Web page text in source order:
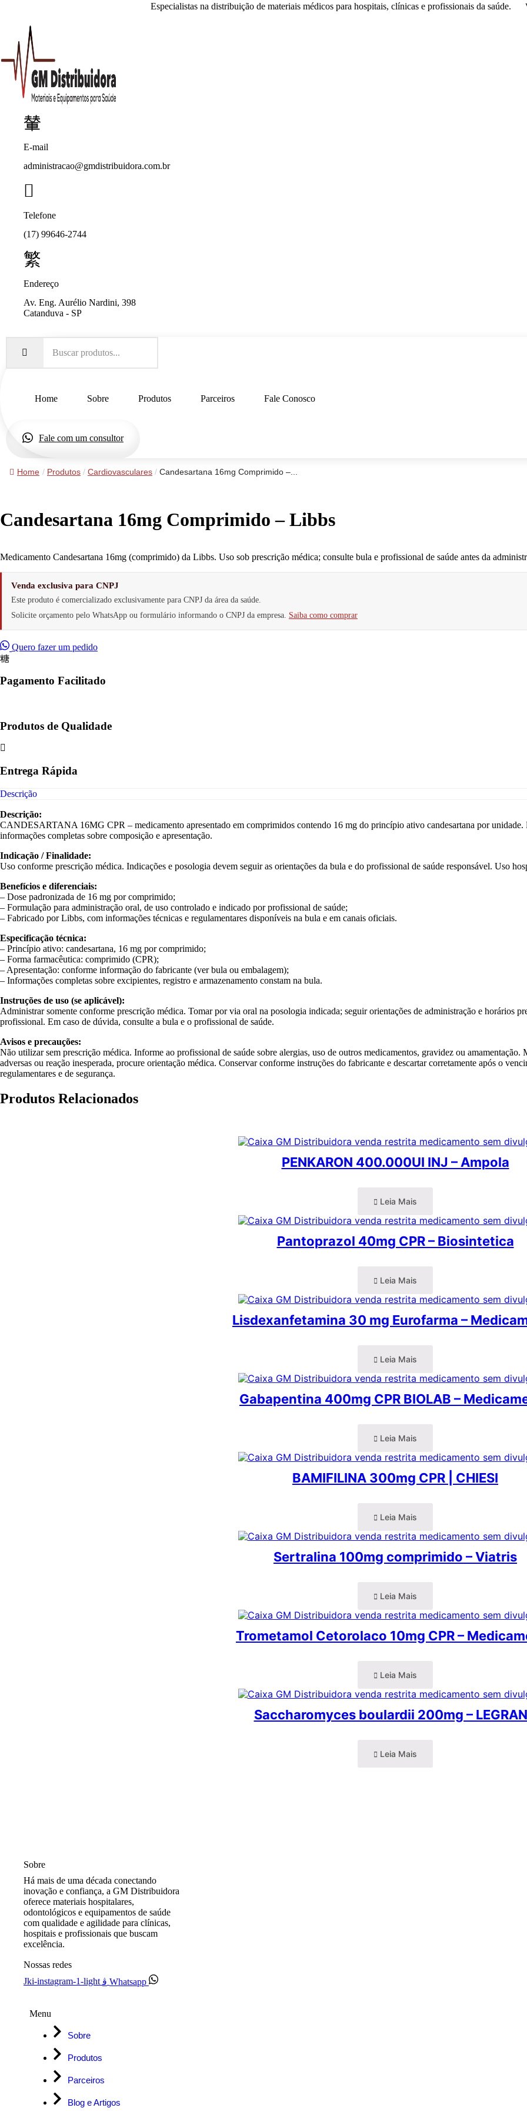
Especialistas na distribuição de materiais médicospara hospitais, clínicas e profissionais da saúde.
E-mail
administracao@gmdistribuidora.com.br
Telefone
(17) 99646-2744
Endereço
Av. Eng. Aurélio Nardini, 398
Catanduva - SP
Home Sobre Produtos Parceiros Fale Conosco
Fale com um consultor
Home / Produtos / Cardiovasculares / Candesartana 16mg Comprimido –...
Candesartana 16mg Comprimido – Libbs
Medicamento Candesartana 16mg (comprimido) da Libbs. Uso sob prescrição médica; consulte bula e profissional de saúde antes da
Venda exclusiva para CNPJ
Este produto é comercializado exclusivamente para CNPJ da área da saúde.
Solicite orçamento pelo WhatsApp ou formulário informando o CNPJ da empresa. Saiba como comprar
Quero fazer um pedido
Pagamento Facilitado
Produtos de Qualidade
Entrega Rápida
Descrição
Descrição:
CANDESARTANA 16MG CPR – medicamento apresentado em comprimidos contendo 16 mg do princípio ativo candesartana por unidade.
informações completas sobre composição e apresentação.
Indicação / Finalidade:
Uso conforme prescrição médica. Indicações e posologia devem seguir as orientações da bula e do profissional de saúde responsável. Uso
Benefícios e diferenciais:
– Dose padronizada de 16 mg por comprimido;
– Formulação para administração oral, de uso controlado e indicado por profissional de saúde;
– Fabricado por Libbs, com informações técnicas e regulamentares disponíveis na bula e em canais oficiais.
Especificação técnica:
– Princípio ativo: candesartana, 16 mg por comprimido;
– Forma farmacêutica: comprimido (CPR);
– Apresentação: conforme informação do fabricante (ver bula ou embalagem);
– Informações completas sobre excipientes, registro e armazenamento constam na bula.
Instruções de uso (se aplicável):
Administrar somente conforme prescrição médica. Tomar por via oral na posologia indicada; seguir orientações de administração e horários
profissional. Em caso de dúvida, consulte a bula e o profissional de saúde.
Avisos e precauções:
Não utilizar sem prescrição médica. Informe ao profissional de saúde sobre alergias, uso de outros medicamentos, gravidez ou
adversas ou reação inesperada, procure orientação médica. Conservar conforme instruções do fabricante e descartar corretamente após o
regulamentares e de segurança.
Produtos Relacionados
PENKARON 400.000UI INJ – Ampola
Leia Mais
Pantoprazol 40mg CPR – Biosintetica
Leia Mais
Lisdexanfetamina 30 mg Eurofarma –
Leia Mais
Gabapentina 400mg CPR BIOLAB –
Leia Mais
BAMIFILINA 300mg CPR | CHIESI
Leia Mais
Sertralina 100mg comprimido – Viatris
Leia Mais
Trometamol Cetorolaco 10mg CPR –
Leia Mais
Saccharomyces boulardii 200mg –
Leia Mais
Sobre
Há mais de uma década conectando
inovação e confiança, a GM Distribuidora
oferece materiais hospitalares,
odontológicos e equipamentos de saúde
com qualidade e agilidade para clínicas,
hospitais e profissionais que buscam
excelência.
Nossas redes
Jki-instagram-1-light
Whatsapp
Menu
Sobre
Produtos
Parceiros
Blog e Artigos